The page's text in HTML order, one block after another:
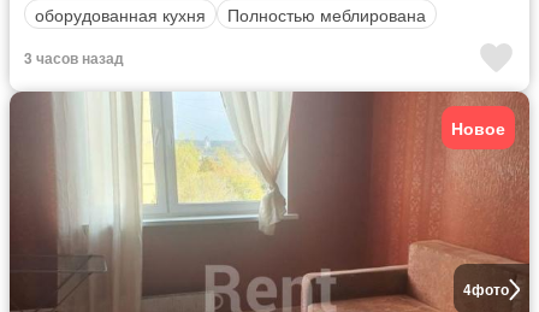
оборудованная кухня
Полностью меблирована
3 часов назад
4фото
Новое